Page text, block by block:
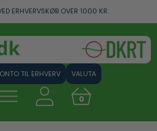
ERHVERVSKØB OVER 1000 KR.
TIL ERHVERV VALUTA
0